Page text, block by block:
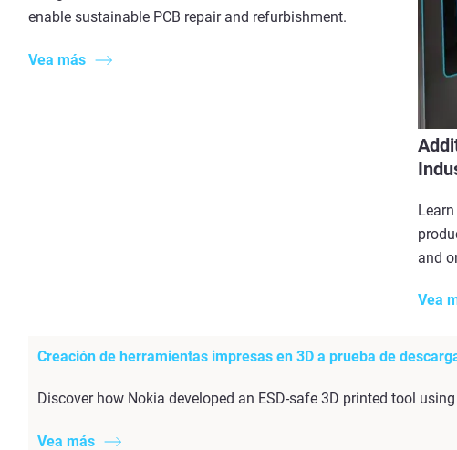
enable sustainable PCB repair and refurbishment.
Vea más
and
Vea
Creación de herramientas impresas en 3D a prueba de
Discover how Nokia developed an ESD-safe 3D printed tool
Vea más